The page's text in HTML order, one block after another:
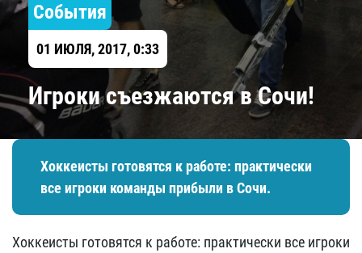
События
01 ИЮЛЯ, 2017, 0:33
Игроки съезжаются в Сочи!
Хоккеисты готовятся к работе: практически
все игроки команды прибыли в Сочи.
Хоккеисты готовятся к работе: практически все игроки